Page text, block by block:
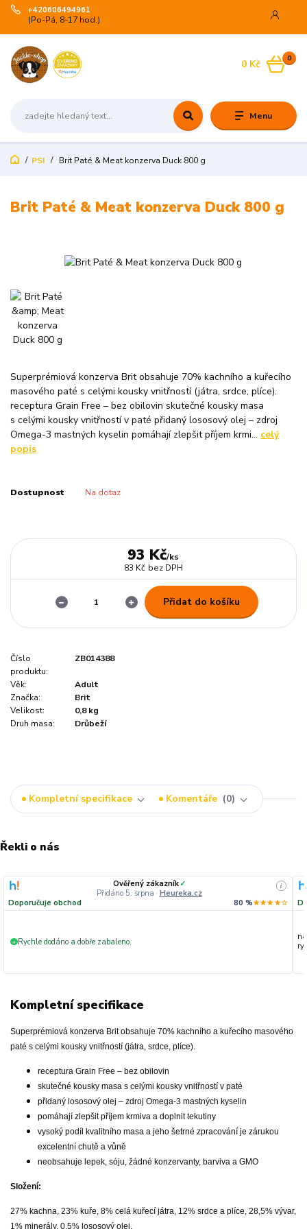
Menu
+420606494961
(Po-Pá, 8-17 hod.)
0
0 Kč
PSI Brit Paté & Meat konzerva Duck 800 g
Brit Paté & Meat konzerva Duck 800 g
Superprémiová konzerva Brit obsahuje 70% kachního a kuřecího
masového paté s celými kousky vnitřností (játra, srdce, plíce).
receptura Grain Free – bez obilovin skutečné kousky masa
s celými kousky vnitřností v paté přidaný lososový olej – zdroj
Omega-3 mastných kyselin pomáhají zlepšit příjem krmi... celý
popis
Dostupnost Na dotaz
93 Kč/ks
83 Kč bez DPH
Přidat do košíku
Číslo
produktu:
ZB014388
Věk:
Adult
Značka:
Brit
Velikost:
0,8 kg
Druh masa:
Drůbeží
Kompletní specifikace Komentáře 0
Řekli o nás
Ověřený zákazník✓
Přidáno 5. srpna · Heureka.cz
i
Doporučuje obchod 80 %★★★★☆
+ Rychle dodáno a dobře zabaleno.
Kompletní specifikace
Superprémiová konzerva Brit obsahuje 70% kachního a kuřecího masového
paté s celými kousky vnitřností (játra, srdce, plíce).
receptura Grain Free – bez obilovin
skutečné kousky masa s celými kousky vnitřností v paté
přidaný lososový olej – zdroj Omega-3 mastných kyselin
pomáhají zlepšit příjem krmiva a doplnit tekutiny
vysoký podíl kvalitního masa a jeho šetrné zpracování je zárukou
excelentní chutě a vůně
neobsahuje lepek, sóju, žádné konzervanty, barviva a GMO
Složení:
27% kachna, 23% kuře, 8% celá kuřecí játra, 12% srdce a plíce, 28,5% vývar,
1% minerály, 0,5% lososový olej.